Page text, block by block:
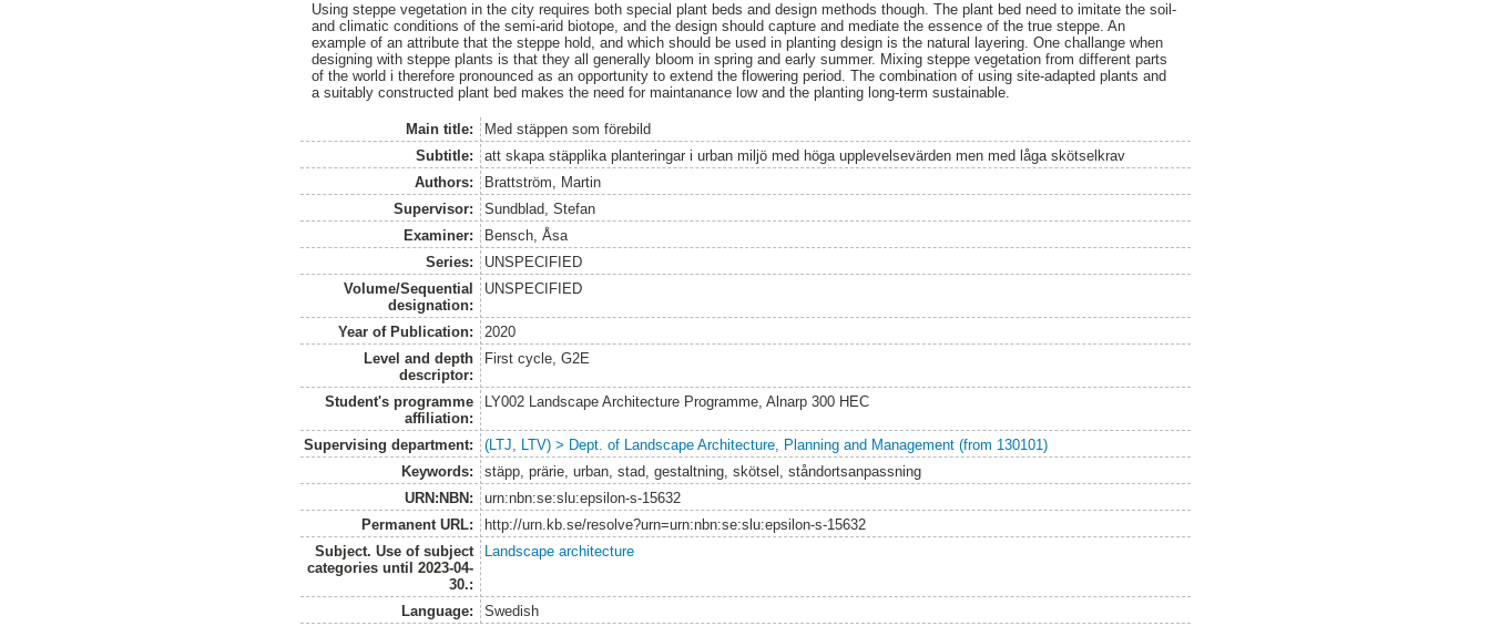
Using steppe vegetation in the city requires both special plant beds and design methods though. The plant bed need to imitate the soil-
and climatic conditions of the semi-arid biotope, and the design should capture and mediate the essence of the true steppe. An
example of an attribute that the steppe hold, and which should be used in planting design is the natural layering. One challange when
designing with steppe plants is that they all generally bloom in spring and early summer. Mixing steppe vegetation from different parts
of the world i therefore pronounced as an opportunity to extend the flowering period. The combination of using site-adapted plants and
a suitably constructed plant bed makes the need for maintanance low and the planting long-term sustainable.
Main title:
Med stäppen som förebild
Subtitle:
att skapa stäpplika planteringar i urban miljö med höga upplevelsevärden men med låga skötselkrav
Authors:
Brattström, Martin
Supervisor:
Sundblad, Stefan
Examiner:
Bensch, Åsa
Series:
UNSPECIFIED
Volume/Sequential
designation:
UNSPECIFIED
Year of Publication:
2020
Level and depth
descriptor:
First cycle, G2E
Student's programme
affiliation:
LY002 Landscape Architecture Programme, Alnarp 300 HEC
Supervising department:
(LTJ, LTV) > Dept. of Landscape Architecture, Planning and Management (from 130101)
Keywords:
stäpp, prärie, urban, stad, gestaltning, skötsel, ståndortsanpassning
URN:NBN:
urn:nbn:se:slu:epsilon-s-15632
Permanent URL:
http://urn.kb.se/resolve?urn=urn:nbn:se:slu:epsilon-s-15632
Subject. Use of subject
categories until 2023-04-
30.:
Landscape architecture
Language: Swedish